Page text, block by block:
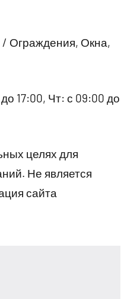
Ограждения, Окна,
17:00, Чт: с 09:00 до
целях для
Не является
сайта